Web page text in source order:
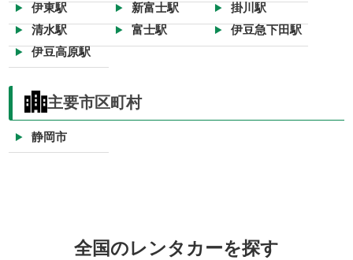
伊東駅
新富士駅
掛川駅
清水駅
富士駅
伊豆急下田駅
伊豆高原駅
主要市区町村
静岡市
全国のレンタカーを探す